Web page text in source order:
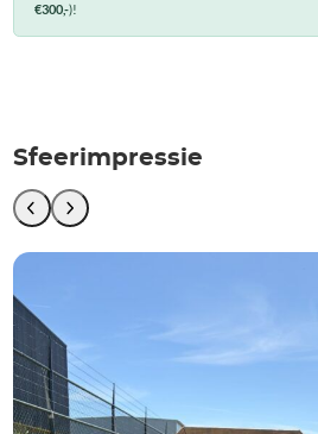
€300,-)!
Sfeerimpressie